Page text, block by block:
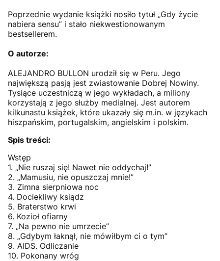
Poprzednie wydanie książki nosiło tytuł „Gdy życie
nabiera sensu” i stało niekwestionowanym
bestsellerem.
O autorze:
ALEJANDRO BULLON urodził się w Peru. Jego
największą pasją jest zwiastowanie Dobrej Nowiny.
Tysiące uczestniczą w jego wykładach, a miliony
korzystają z jego służby medialnej. Jest autorem
kilkunastu książek, które ukazały się m.in. w językach
hiszpańskim, portugalskim, angielskim i polskim.
Spis treści:
Wstęp
1. „Nie ruszaj się! Nawet nie oddychaj!”
2. „Mamusiu, nie opuszczaj mnie!”
3. Zimna sierpniowa noc
4. Dociekliwy ksiądz
5. Braterstwo krwi
6. Kozioł ofiarny
7. „Na pewno nie umrzecie”
8. „Gdybym łaknął, nie mówiłbym ci o tym”
9. AIDS. Odliczanie
10. Pokonany wróg